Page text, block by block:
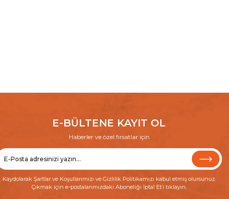
E-BÜLTENE KAYIT OL
Haberler ve özel fırsatlar için
Kaydolarak Şartlar ve Koşullarımızı ve Gizlilik Politikamızı kabul etmiş olursunuz.
Çıkmak için e-postalarımızdaki Aboneliği İptal Et’i tıklayın.